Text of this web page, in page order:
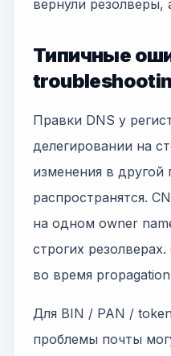
вернули резолверы,
Типичные
Правки DNS у
делегировании на
изменения в другой
распространятся.
на одном owner
строгих
во время
Для BIN / PAN /
проблемы почты